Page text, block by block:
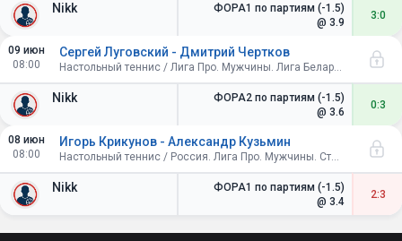
Nikk
ФОРА1 по партиям (-1.5)
@ 3.9
3:0
09 июн
08:00
Nikk
Сергей Луговский - Дмитрий Чертков
Настольный теннис / Лига Про. Мужчины. Лига Беларуси. Стол А15
ФОРА2 по партиям (-1.5)
@ 3.6
0:3
08 июн
08:00
Nikk
Игорь Крикунов - Александр Кузьмин
Настольный теннис / Россия. Лига Про. Мужчины. Стол А3
ФОРА1 по партиям (-1.5)
@ 3.4
2:3